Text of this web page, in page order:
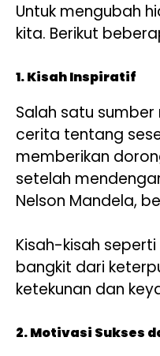
Untuk mengubah
kita. Berikut
1. Kisah Inspiratif
Salah satu
cerita tentang
memberikan
setelah
Nelson Mandela,
Kisah-kisah
bangkit dari
ketekunan dan
2. Motivasi Sukses